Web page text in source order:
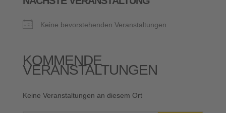
Keine bevorstehenden Veranstaltungen
KOMMENDE
VERANSTALTUNGEN
Keine Veranstaltungen an diesem Ort